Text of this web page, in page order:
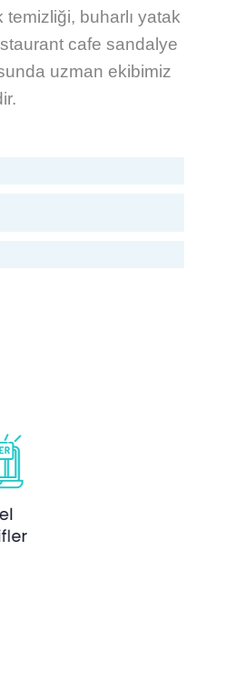
temizliği, buharlı yatak
cafe sandalye
uzman ekibimiz